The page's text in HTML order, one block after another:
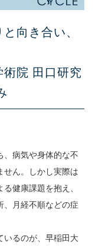
向き合い、
院 田口研究
、病気や身体的な不
せん。しかし実際は
健康課題を抱え、
、月経不順などの症
いるのが、早稲田大